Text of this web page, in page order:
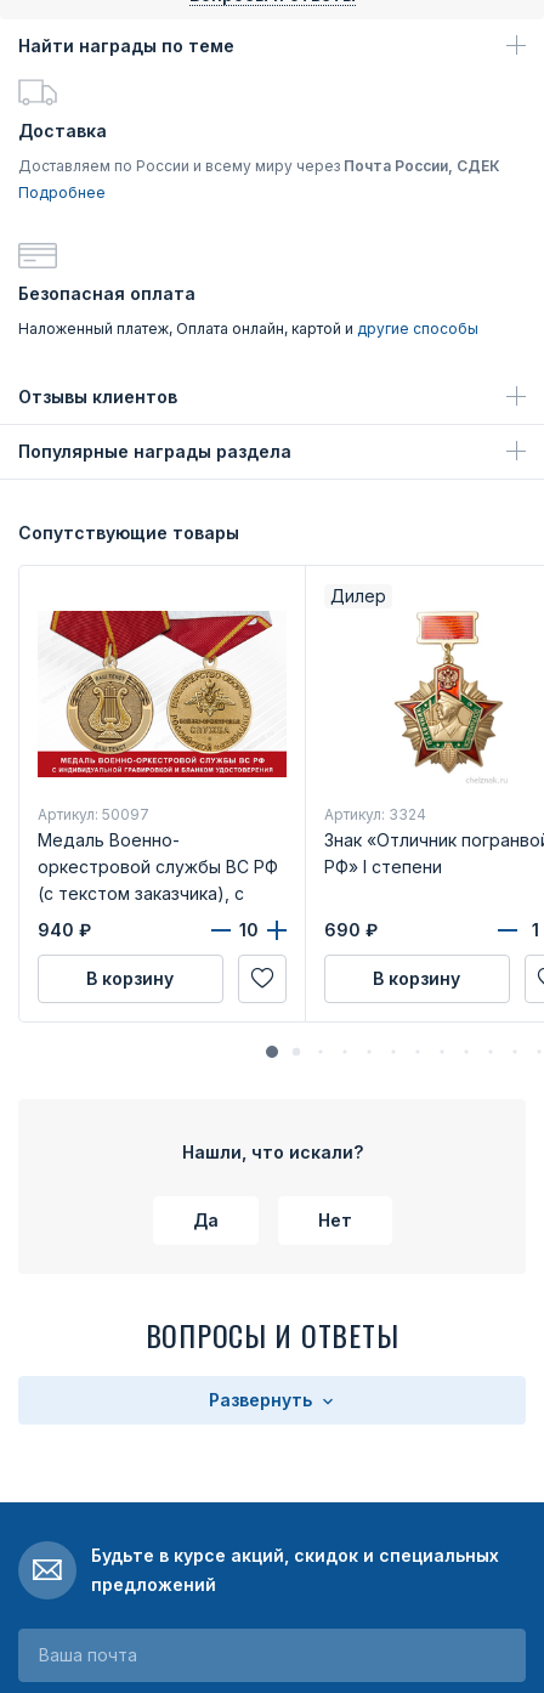
Найти награды по теме
Доставка
Доставляем по России и всему миру через Почта России, СДЕК
Подробнее
Безопасная оплата
Наложенный платеж, Оплата онлайн, картой и другие способы
Отзывы клиентов
Популярные награды раздела
Сопутствующие товары
Артикул: 50097
Медаль Военно-
оркестровой службы ВС РФ
(с текстом заказчика), с
бланком удостоверения
940 ₽
В корзину
Дилер
Артикул: 3324
Знак «Отличник
РФ» I степени
690 ₽
В корзину
Нашли, что искали?
Да Нет
ВОПРОСЫ И ОТВЕТЫ
Развернуть
Будьте в курсе акций, скидок и специальных
предложений